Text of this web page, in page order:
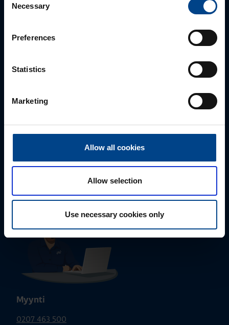
Selection
Necessary
Preferences
Statistics
Marketing
Allow all cookies
Allow selection
Use necessary cookies only
sähköpostitse tai verkkolomakkeen kautta.
tuki@utuautomation.fi
Myynti
0207 463 500